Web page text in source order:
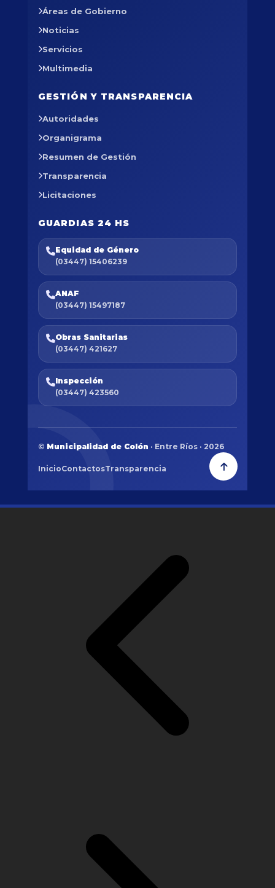
Áreas de Gobierno
Noticias
Servicios
Multimedia
GESTIÓN Y TRANSPARENCIA
Autoridades
Organigrama
Resumen de Gestión
Transparencia
Licitaciones
GUARDIAS 24 HS
Equidad de Género
(03447) 15406239
ANAF
(03447) 15497187
Obras Sanitarias
(03447) 421627
Inspección
(03447) 423560
© Municipalidad de Colón · Entre Ríos · 2026
InicioContactosTransparencia